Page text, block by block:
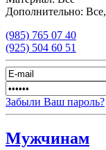
Дополнительно: Все,
(985) 765 07 40
(925) 504 60 51
Забыли Ваш пароль?
Мужчинам